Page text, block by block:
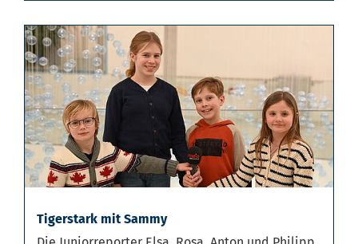
Tigerstark mit Sammy